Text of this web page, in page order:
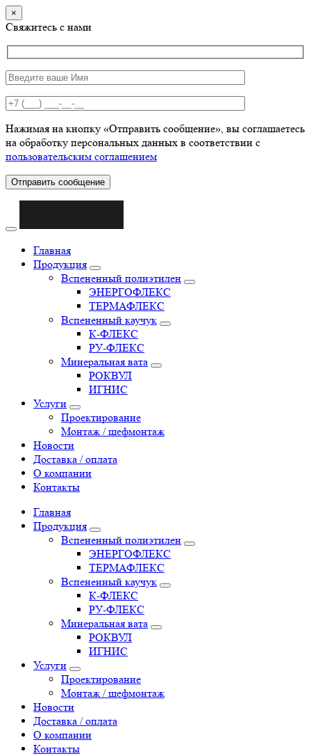
×
Свяжитесь с нами
Нажимая на кнопку «Отправить сообщение», вы соглашаетесь
на обработку персональных данных в соответствии с
пользовательским соглашением
Отправить сообщение
Главная
Продукция
Вспененный полиэтилен
ЭНЕРГОФЛЕКС
ТЕРМАФЛЕКС
Вспененный каучук
К-ФЛЕКС
РУ-ФЛЕКС
Минеральная вата
РОКВУЛ
ИГНИС
Услуги
Проектирование
Монтаж / шефмонтаж
Новости
Доставка / оплата
О компании
Контакты
Главная
Продукция
Вспененный полиэтилен
ЭНЕРГОФЛЕКС
ТЕРМАФЛЕКС
Вспененный каучук
К-ФЛЕКС
РУ-ФЛЕКС
Минеральная вата
РОКВУЛ
ИГНИС
Услуги
Проектирование
Монтаж / шефмонтаж
Новости
Доставка / оплата
О компании
Контакты